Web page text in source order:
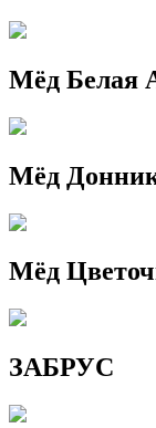
Мёд Белая
Мёд
Мёд
ЗАБРУС